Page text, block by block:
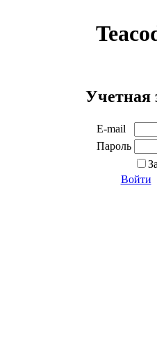
Учетная
E-mail
Пароль
Войти